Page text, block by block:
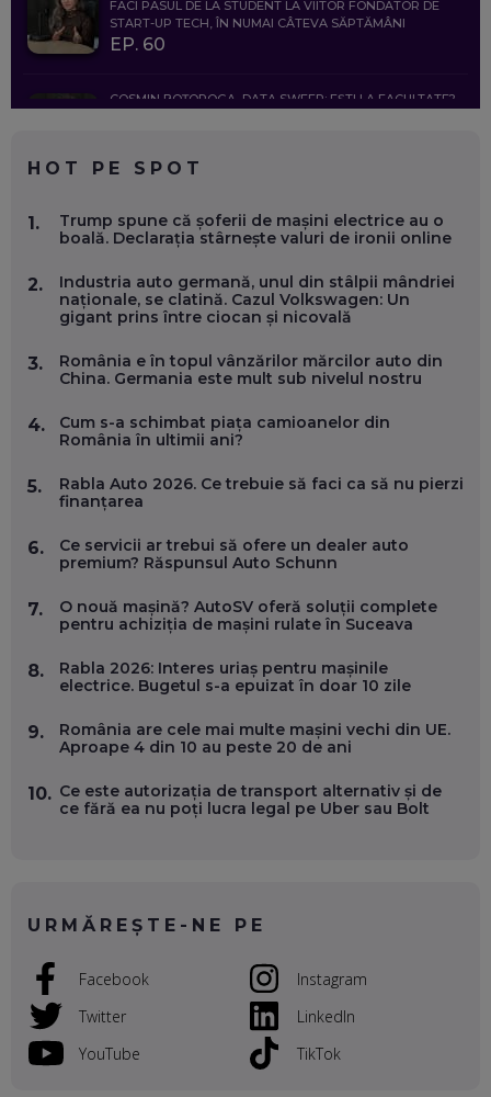
FACI PASUL DE LA STUDENT LA VIITOR FONDATOR DE
START-UP TECH, ÎN NUMAI CÂTEVA SĂPTĂMÂNI
EP. 60
COSMIN BOȚOROGA, DATA SWEEP: EȘTI LA FACULTATE?
FOLOSEȘTI TEHNOLOGIA CA SĂ FII MAI BUN LA JOB. ȘI CUM
SE VA SCHIMBA MUNCA, ÎN URMĂTORII ANI
MARIUS PAȘCULEA, COFONDATOR AL KULTH: CUM
CĂTRE ARTĂ, LA NIVEL GLOBAL
EP. 57
ANDREI AVĂDANEI, BIT SENTINEL: CUM ÎȚI PROTEJEZI
EFICIENT VIAȚA ONLINE. ȘI CARE SUNT PRIMII PAȘI ÎNTR-O
EP. 56
DOINA VÎLCEANU, CONTENTSPEED: VREI SUCCES ONLINE?
ÎNVAȚĂ AEO ȘI GEO!
WASHINGTON, OCHELARI INTELIGENȚI ȘI FERME
VERTICALE FĂRĂ PĂMÂNT
PROCESE, DAR CE FACEM CÂND PICĂ BAZA DE DATE, LA
INSTITUȚIILE STATULUI?
EP. 53
EP. 52
ROBERT GRAUR, FOMO: SPEAKERUL PE SCENĂ, INVITATUL
ÎN SALĂ, DAR ÎNVĂȚĂM UNII DE LA CEILALȚI. VIN JASON
DERULO, STEVEN BARTLETT ȘI ALȚI PESTE 60 DE
EP. 51
HOT PE SPOT
1.
Trump spune că șoferii de mașini electrice au o
boală. Declarația stârnește valuri de ironii online
2.
Industria auto germană, unul din stâlpii mândriei
naționale, se clatină. Cazul Volkswagen: Un
gigant prins între ciocan și nicovală
3.
România e în topul vânzărilor mărcilor auto din
China. Germania este mult sub nivelul nostru
4.
Cum s-a schimbat piața camioanelor din
România în ultimii ani?
5.
Rabla Auto 2026. Ce trebuie să faci ca să nu pierzi
finanțarea
6.
Ce servicii ar trebui să ofere un dealer auto
premium? Răspunsul Auto Schunn
7.
O nouă mașină? AutoSV oferă soluții complete
pentru achiziția de mașini rulate în Suceava
8.
Rabla 2026: Interes uriaș pentru mașinile
electrice. Bugetul s-a epuizat în doar 10 zile
9.
România are cele mai multe mașini vechi din UE.
Aproape 4 din 10 au peste 20 de ani
10. Ce este autorizația de transport alternativ și de
ce fără ea nu poți lucra legal pe Uber sau Bolt
URMĂREȘTE-NE PE
Facebook
Twitter
YouTube
Instagram
LinkedIn
TikTok